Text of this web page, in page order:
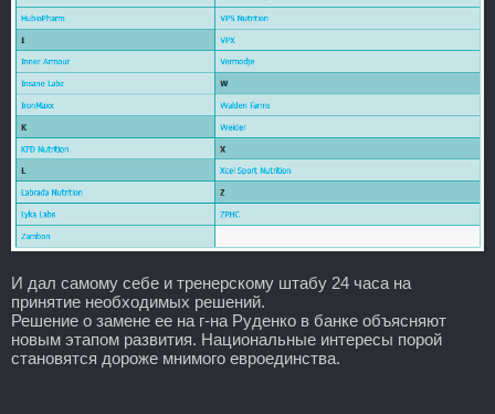
И дал самому себе и тренерскому штабу 24 часа на
принятие необходимых решений.
Решение о замене ее на г-на Руденко в банке объясняют
новым этапом развития. Национальные интересы порой
становятся дороже мнимого евроединства.